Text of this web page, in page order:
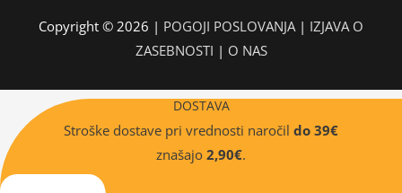
Copyright © 2026 | POGOJI POSLOVANJA| IZJAVA O
ZASEBNOSTI | O NAS
DOSTAVA
Stroške dostave pri vrednosti naročil do 39€
znašajo 2,90€.